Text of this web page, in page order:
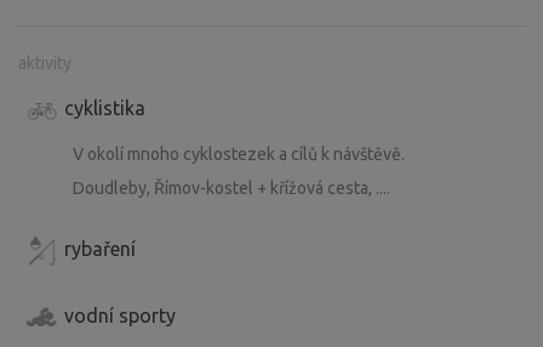
aktivity
cyklistika
V okolí mnoho cyklostezek a cílů k návštěvě.
Doudleby, Římov-kostel + křížová cesta, ....
rybaření
vodní sporty